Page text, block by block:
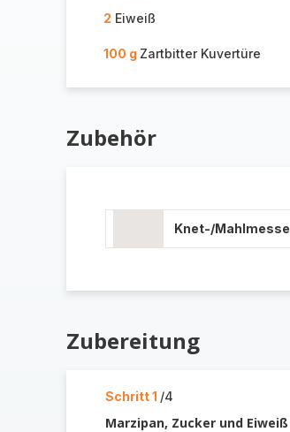
2 Eiweiß
100 g Zartbitter Kuvertüre
Zubehör
Knet-/
Zubereitung
Schritt 1 /4
Marzipan, Zucker und